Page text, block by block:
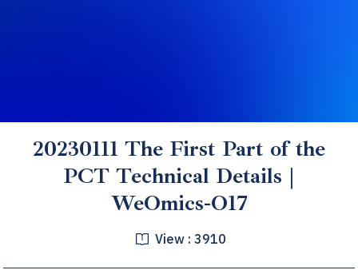
20230111 The First Part of the
PCT Technical Details |
WeOmics-O17
View : 3910